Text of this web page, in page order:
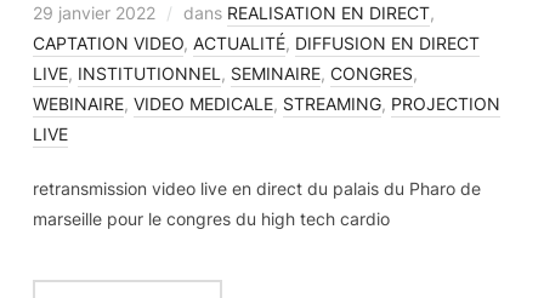
29 janvier 2022 dans REALISATION EN DIRECT,
CAPTATION VIDEO, ACTUALITÉ, DIFFUSION EN DIRECT
LIVE, INSTITUTIONNEL , SEMINAIRE, CONGRES,
WEBINAIRE, VIDEO MEDICALE, STREAMING, PROJECTION
LIVE
retransmission video live en direct du palais du Pharo de
marseille pour le congres du high tech cardio